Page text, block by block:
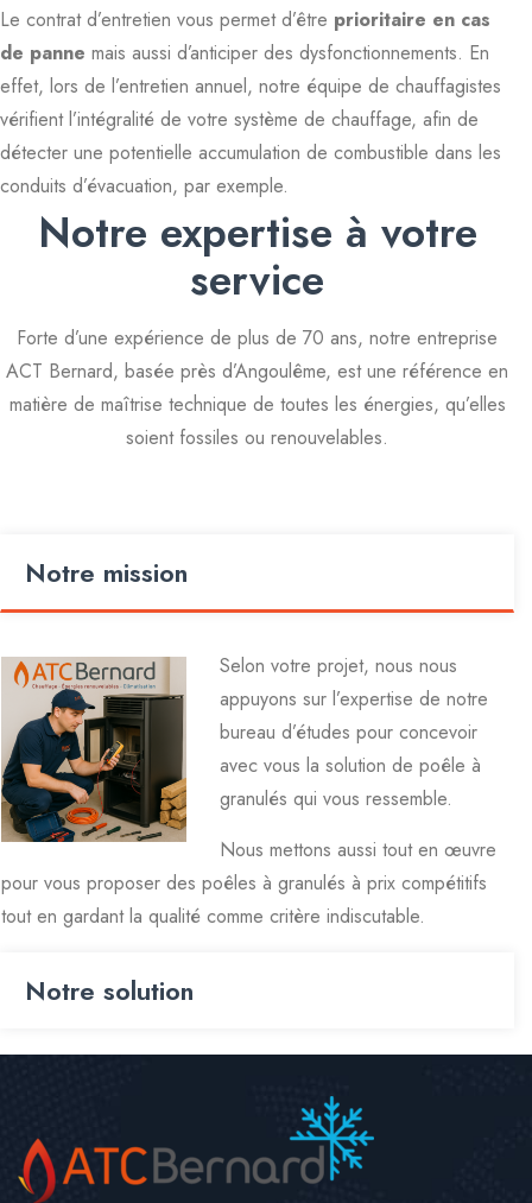
Le contrat d’entretien vous permet d’être prioritaire en cas
de panne mais aussi d’anticiper des dysfonctionnements. En
effet, lors de l’entretien annuel, notre équipe de chauffagistes
vérifient l’intégralité de votre système de chauffage, afin de
détecter une potentielle accumulation de combustible dans les
conduits d’évacuation, par exemple.
Notre expertise à votre
service
Forte d’une expérience de plus de 70 ans, notre entreprise
ACT Bernard, basée près d’Angoulême, est une référence en
matière de maîtrise technique de toutes les énergies, qu’elles
soient fossiles ou renouvelables.
Notre mission
Selon votre projet, nous nous
appuyons sur l’expertise de notre
bureau d’études pour concevoir
avec vous la solution de poêle à
granulés qui vous ressemble.
Nous mettons aussi tout en œuvre
pour vous proposer des poêles à granulés à prix compétitifs
tout en gardant la qualité comme critère indiscutable.
Notre solution